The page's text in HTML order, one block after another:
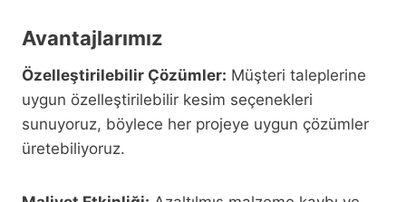
Avantajlarımız
Özelleştirilebilir Çözümler: Müşteri taleplerine
uygun özelleştirilebilir kesim seçenekleri
sunuyoruz, böylece her projeye uygun çözümler
üretebiliyoruz.